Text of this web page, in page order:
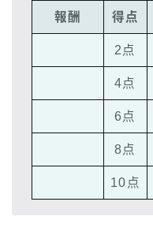
報酬 得点
2点
4点
6点
8点
10点